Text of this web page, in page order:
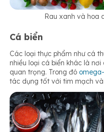
Rau xanh và hoa
Cá biển
Các loại thực phẩm như cá
nhiều loại cá biển khác là
quan trọng. Trong đó
tác dụng tốt với tim mạch và